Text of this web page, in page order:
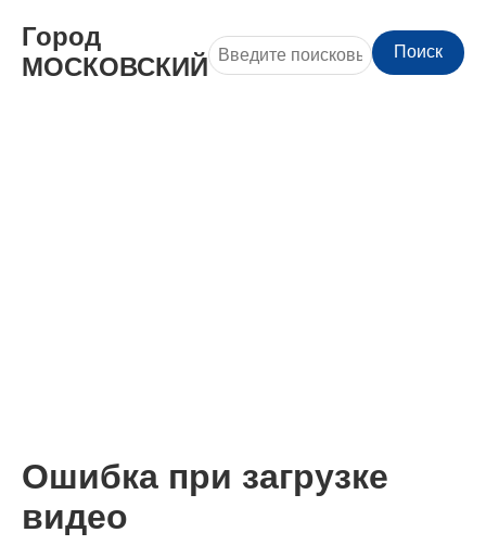
Город
МОСКОВСКИЙ
Поиск
Ошибка при загрузке
видео